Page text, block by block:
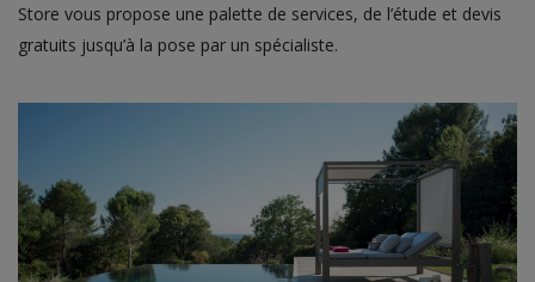
Store vous propose une palette de services, de l’étude et devis
gratuits jusqu’à la pose par un spécialiste.